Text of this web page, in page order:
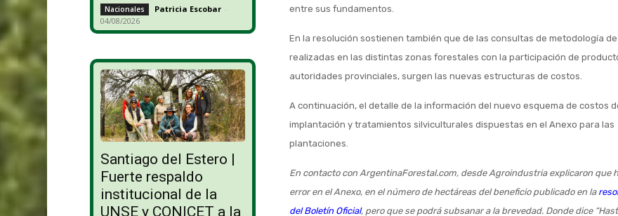
Nacionales Patricia Escobar -
04/08/2026
Santiago del Estero |
Fuerte respaldo
institucional de la
UNSE y CONICET a la
entre sus fundamentos.
En la resolución sostienen también que de las consultas de metodología
realizadas en las distintas zonas forestales con la participación de
autoridades provinciales, surgen las nuevas estructuras de costos.
A continuación, el detalle de la información del nuevo esquema de costos
implantación y tratamientos silviculturales dispuestas en el Anexo para las
plantaciones.
En contacto con ArgentinaForestal.com, desde Agroindustria explicaron que
error en el Anexo, en el número de hectáreas del beneficio publicado en la
del Boletín Oficial, pero que se podrá subsanar a la brevedad. Donde dice